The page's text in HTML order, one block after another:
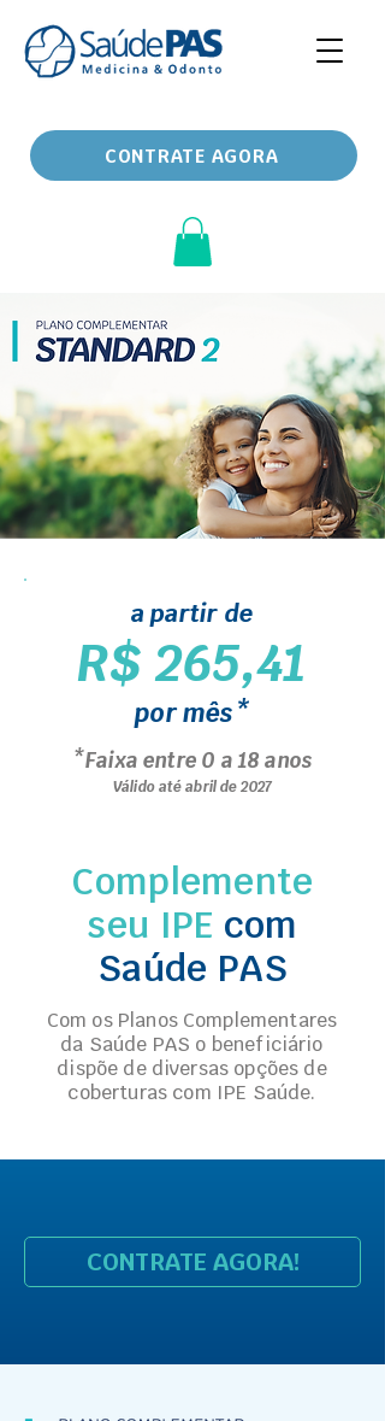
CONTRATE AGORA
a partir de
R$ 265,41
por mês*
*Faixa entre 0 a 18 anos
Válido até abril de 2027
Complemente
seu IPE com
Saúde PAS
Com os Planos Complementares
da Saúde PAS o beneficiário
dispõe de diversas opções de
coberturas com IPE Saúde.
CONTRATE AGORA!